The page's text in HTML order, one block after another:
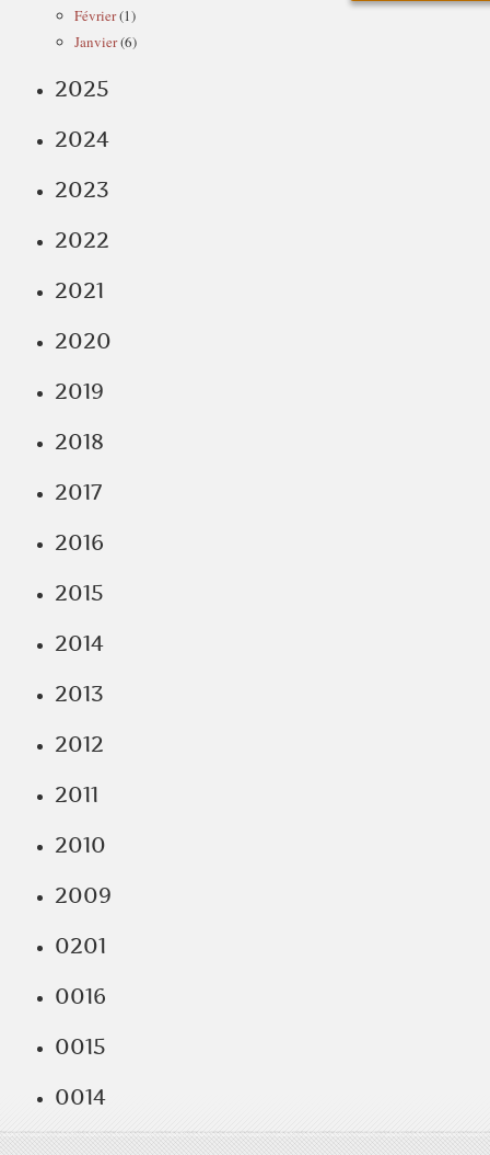
Février(1)
Janvier(6)
2025
2024
2023
2022
2021
2020
2019
2018
2017
2016
2015
2014
2013
2012
2011
2010
2009
0201
0016
0015
0014